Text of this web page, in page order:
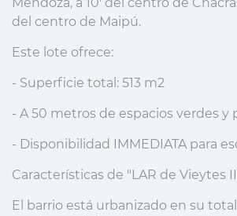
del centro de Maipú.
Este lote ofrece:
- Superficie total: 513 m2
- A 50 metros de espacios verdes y
- Disponibilidad IMMEDIATA para
Características de "LAR de Vieytes
El barrio está urbanizado en su